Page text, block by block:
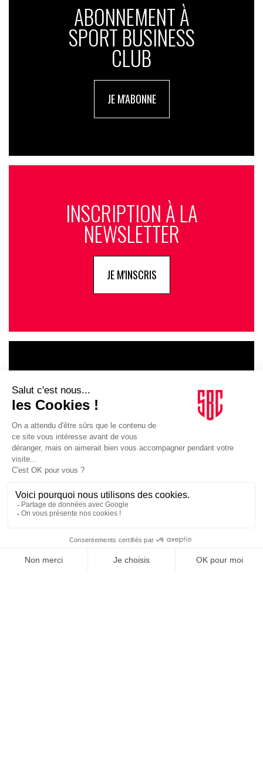
ABONNEMENT À
SPORT BUSINESS
CLUB
JE M'ABONNE
INSCRIPTION À LA
NEWSLETTER
JE M'INSCRIS
INFLUENCIA
JE DÉCOUVRE LE GROUPE
SUIVEZ-NOUS